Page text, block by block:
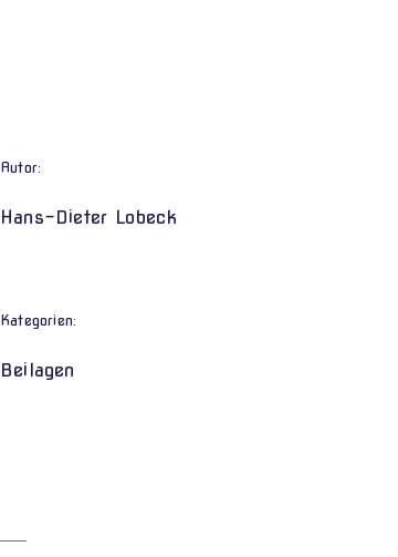
Autor:
Hans-Dieter Lobeck
Kategorien:
Beilagen